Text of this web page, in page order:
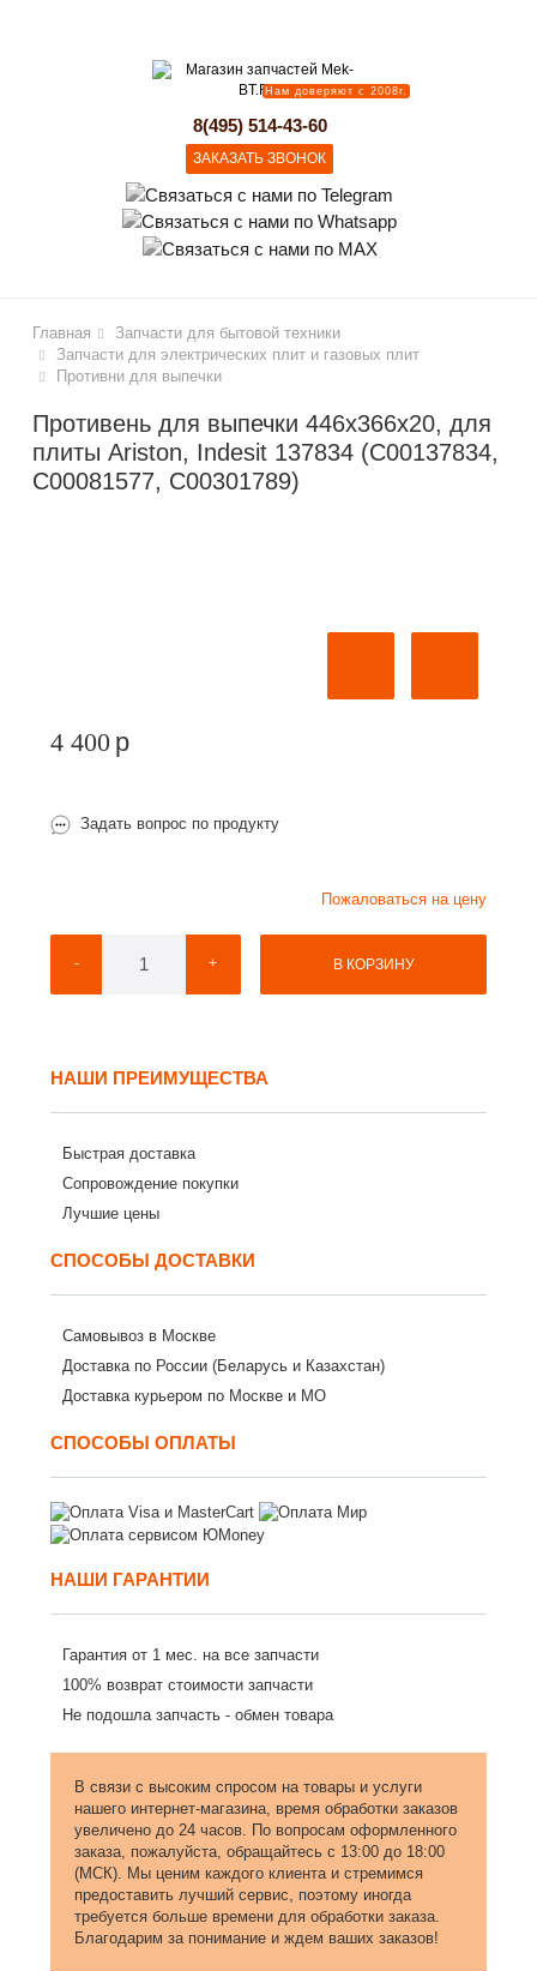
Нам доверяют с 2008г.
8(495) 514-43-60
ЗАКАЗАТЬ ЗВОНОК
Главная
Запчасти для бытовой техники
Запчасти для электрических плит и газовых плит
Противни для выпечки
Противень для выпечки 446х366х20, для
плиты Ariston, Indesit 137834 (C00137834,
C00081577, C00301789)
4 400 p
Задать вопрос по продукту
Пожаловаться на цену
- + В КОРЗИНУ
НАШИ ПРЕИМУЩЕСТВА
Быстрая доставка
Сопровождение покупки
Лучшие цены
СПОСОБЫ ДОСТАВКИ
Самовывоз в Москве
Доставка по России (Беларусь и Казахстан)
Доставка курьером по Москве и МО
СПОСОБЫ ОПЛАТЫ
НАШИ ГАРАНТИИ
Гарантия от 1 мес. на все запчасти
100% возврат стоимости запчасти
Не подошла запчасть - обмен товара
В связи с высоким спросом на товары и услуги
нашего интернет-магазина, время обработки заказов
увеличено до 24 часов. По вопросам оформленного
заказа, пожалуйста, обращайтесь с 13:00 до 18:00
(МСК). Мы ценим каждого клиента и стремимся
предоставить лучший сервис, поэтому иногда
требуется больше времени для обработки заказа.
Благодарим за понимание и ждем ваших заказов!